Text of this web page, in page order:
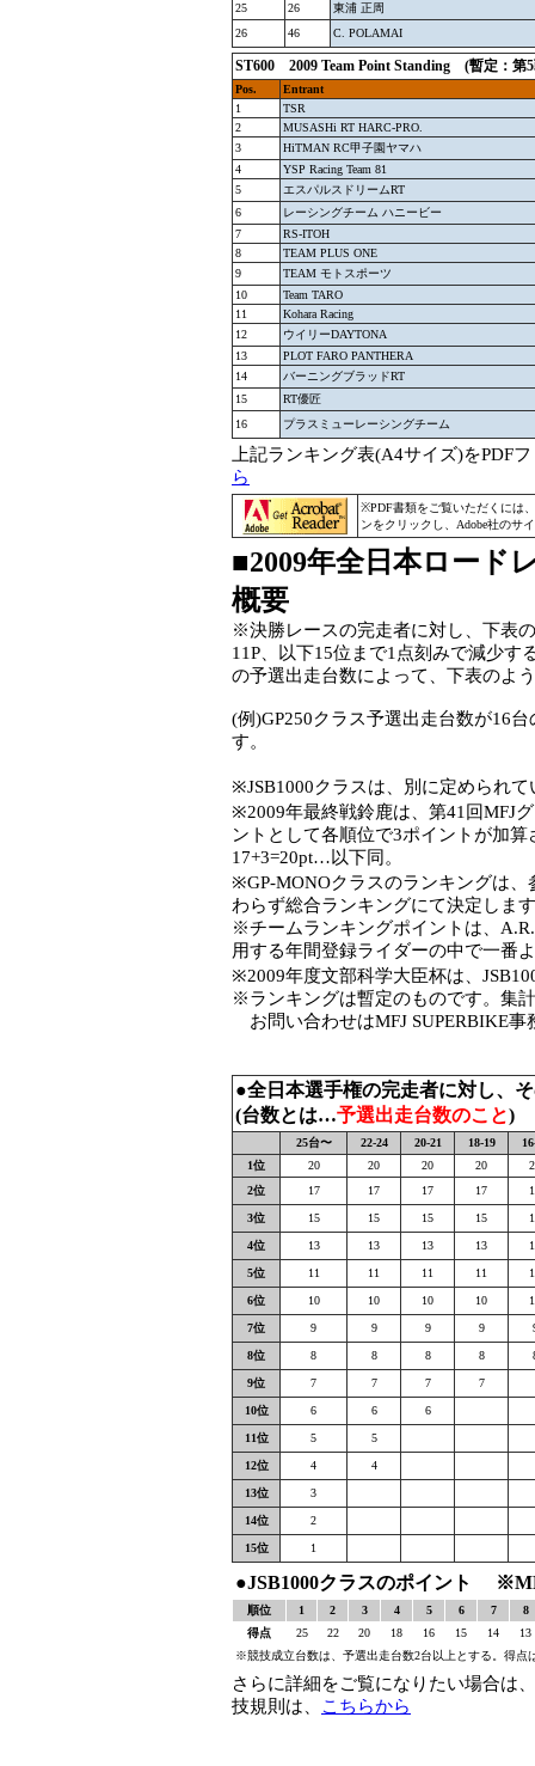
25
26
東浦 正周
26
46 C. POLAMAI
ST600 2009 Team Point Standing (暫定：
Pos.
Entrant
1
TSR
2
MUSASHi RT HARC-PRO.
3
HiTMAN RC甲子園ヤマハ
4
YSP Racing Team 81
5
エスパルスドリームRT
6
レーシングチーム ハニービー
7
RS-ITOH
8
TEAM PLUS ONE
9
TEAM モトスポーツ
10
Team TARO
11
Kohara Racing
12
ウイリーDAYTONA
13
PLOT FARO PANTHERA
14
バーニングブラッドRT
15
RT優匠
16
プラスミューレーシングチーム
上記ランキング表(A4サイズ)をPDF
ら
※PDF書類をご覧いただくには
ンをクリックし、Adobe社のサ
■2009年全日本ロード
概要
※決勝レースの完走者に対し、下表
11P、以下15位まで1点刻みで減少
の予選出走台数によって、下表のよ
(例)GP250クラス予選出走台数が16
す。
※JSB1000クラスは、別に定められ
※2009年最終戦鈴鹿は、第41回MFJ
ントとして各順位で3ポイントが加
17+3=20pt…以下同。
※GP-MONOクラスのランキングは
わらず総合ランキングにて決定しま
※チームランキングポイントは、
用する年間登録ライダーの中で一番
※2009年度文部科学大臣杯は、
※ランキングは暫定のものです。集
お問い合わせはMFJ SUPERBIKE事
●全日本選手権の完走者に対し、
(台数とは…予選出走台数のこと)
25台〜 22-24 20-21 18-19
1位
20 20 20 20
2位
17 17 17 17
3位 15 15 15 15
4位 13 13 13 13
5位 11 11 11 11
6位 10 10 10 10
7位 9 9 9 9
8位 8 8 8 8
9位 7 7 7 7
10位 6 6 6
11位 5 5
12位 4 4
13位 3
14位 2
15位 1
●JSB1000クラスのポイント
順位 1 2 3 4 5 6 7
8
得点
25 22 20 18 16 15 14
13
※競技成立台数は、予選出走台数2台以上とする。得点
さらに詳細をご覧になりたい場合は
技規則は、
こちらから